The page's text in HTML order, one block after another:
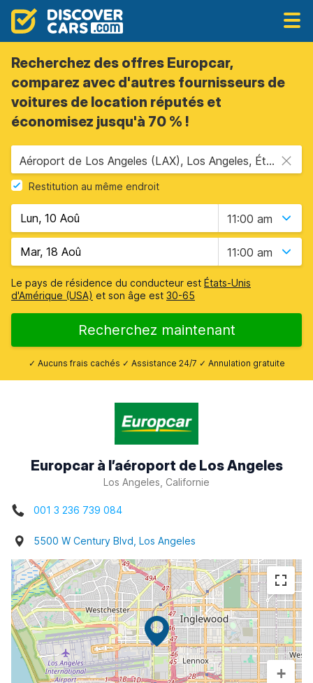
Recherchez des offres Europcar,
comparez avec d'autres fournisseurs de
voitures de location réputés et
économisez jusqu'à 70 % !
Aéroport de Los Angeles (LAX), Los Angeles, États-Unis - Californie
Restitution au même endroit
11:00 am
11:00 am
Le pays de résidence du conducteur est États-Unis
d'Amérique (USA) et son âge est 30-65
Recherchez maintenant
✓ Aucuns frais cachés ✓ Assistance 24/7 ✓ Annulation gratuite
Europcar à l’aéroport de Los Angeles
Los Angeles, Californie
001 3 236 739 084
5500 W Century Blvd, Los Angeles
+